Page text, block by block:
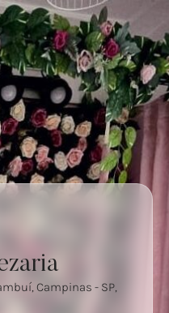
Campinas - SP,